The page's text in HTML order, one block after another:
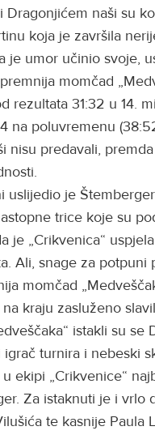
Dragonjićem naši su
koja je završila
je umor učinio svoje,
momčad
rezultata 31:32 u 14.
na poluvremenu
nisu predavali,
uslijedio je
trice koje su
je „Crikvenica“
Ali, snage za potpuni
momčad
kraju zasluženo
istakli su se
igrač turnira i nebeski
ekipi „Crikvenice“
Za istaknuti je i vrlo
te kasnije Paula